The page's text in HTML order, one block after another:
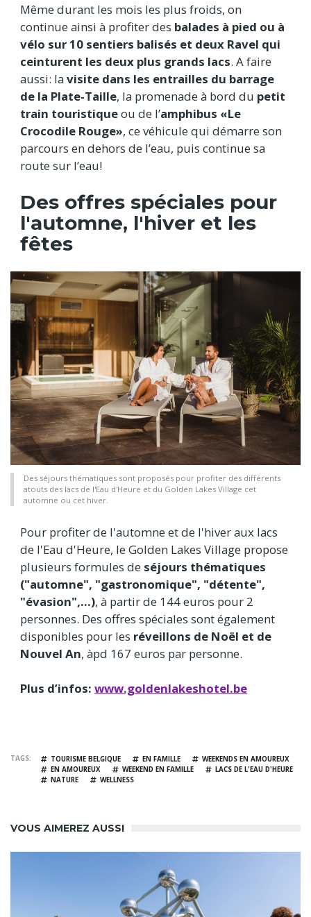
Même durant les mois les plus froids, on
continue ainsi à profiter des balades à pied ou à
vélo sur 10 sentiers balisés et deux Ravel qui
ceinturent les deux plus grands lacs. A faire
aussi: lavisite dans les entrailles du barrage
de la Plate-Taille, la promenade à bord du petit
train touristiqueou de l’amphibus «Le
Crocodile Rouge», ce véhicule qui démarre son
parcours en dehors de l’eau, puis continue sa
route sur l’eau!
Des offres spéciales pour
l'automne, l'hiver et les
fêtes
Des séjours thématiques sont proposés pour profiter des différents
atouts des lacs de l'Eau d'Heure et du Golden Lakes Village cet
automne ou cet hiver.
Pour profiter de l'automne et de l'hiver aux lacs
de l'Eau d'Heure, le Golden Lakes Village propose
plusieurs formules de séjours thématiques
("automne", "gastronomique", "détente",
"évasion",...), à partir de 144 euros pour 2
personnes. Des offres spéciales sont également
disponibles pour les réveillons de Noël et de
Nouvel An, àpd 167 euros par personne.
Plus d’infos: www.goldenlakeshotel.be
TAGS TOURISME BELGIQUE EN FAMILLE
WEEKENDS EN AMOUREUX
EN AMOUREUX
WEEKEND EN FAMILLE
LACS DE L'EAU D'HEURE
NATURE
WELLNESS
VOUS AIMEREZ AUSSI